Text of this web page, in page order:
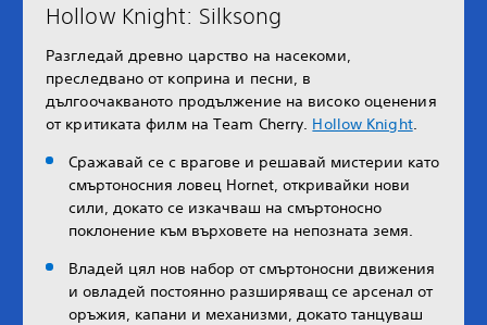
Hollow Knight: Silksong
Разгледай древно царство на насекоми,
преследвано от коприна и песни, в
дългоочакваното продължение на високо оценения
от критиката филм на Team Cherry. Hollow Knight.
Сражавай се с врагове и решавай мистерии като
смъртоносния ловец Hornet, откривайки нови
сили, докато се изкачваш на смъртоносно
поклонение към върховете на непозната земя.
Владей цял нов набор от смъртоносни движения
и овладей постоянно разширяващ се арсенал от
оръжия, капани и механизми, докато танцуваш